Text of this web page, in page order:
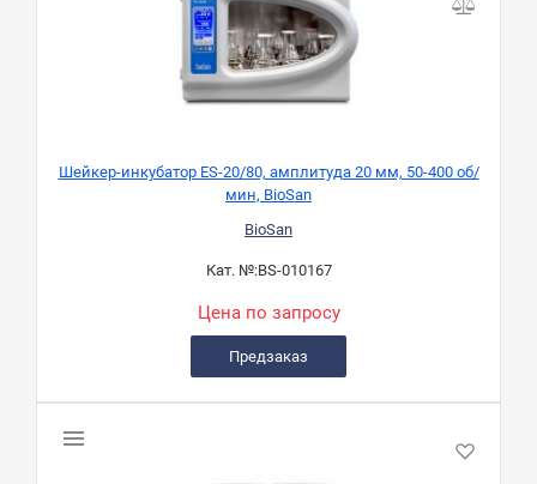
Шейкер-инкубатор ЕS-20/80, амплитуда 20 мм, 50-400 об/
мин, BioSan
BioSan
Кат. №:BS-010167
Цена по запросу
Предзаказ